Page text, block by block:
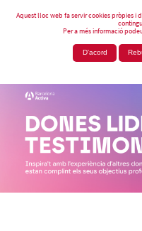
Aquest lloc web fa servir cookies pròpies i
Per a més informació
D'acord